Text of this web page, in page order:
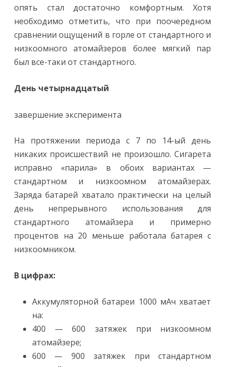
опять стал достаточно комфортным. Хотя
необходимо отметить, что при поочередном
сравнении ощущений в горле от стандартного и
низкоомного атомайзеров более мягкий пар
был все-таки от стандартного.
День четырнадцатый
завершение эксперимента
На протяжении периода с 7 по 14-ый день
никаких происшествий не произошло. Сигарета
исправно «парила» в обоих вариантах —
стандартном и низкоомном атомайзерах.
Заряда батарей хватало практически на целый
день непрерывного использования для
стандартного атомайзера и примерно
процентов на 20 меньше работала батарея с
низкоомником.
В цифрах:
Аккумуляторной батареи 1000 мАч хватает
на:
400 — 600 затяжек при низкоомном
атомайзере;
600 — 900 затяжек при стандартном